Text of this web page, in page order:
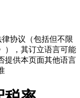
协议（包括但不限
），其订立语言可能
提供本页面其他语言